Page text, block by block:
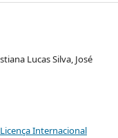
Lucas Silva, José
Licença Internacional